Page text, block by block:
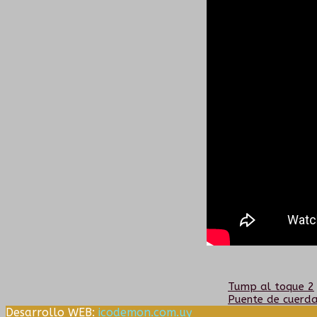
Anterior:
Tump al toque 2
Siguiente:
Puente de
Desarrollo WEB: icodemon.com.uy